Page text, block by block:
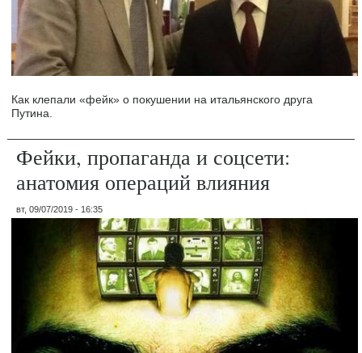
Как клепали «фейк» о покушении на итальянского друга
Путина.
Фейки, пропаганда и соцсети:
анатомия операций влияния
вт, 09/07/2019 - 16:35